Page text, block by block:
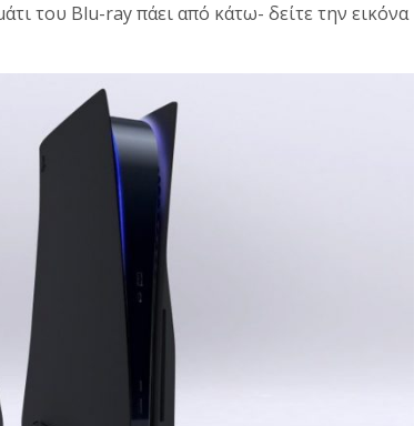
του Blu-ray πάει από κάτω- δείτε την εικόνα